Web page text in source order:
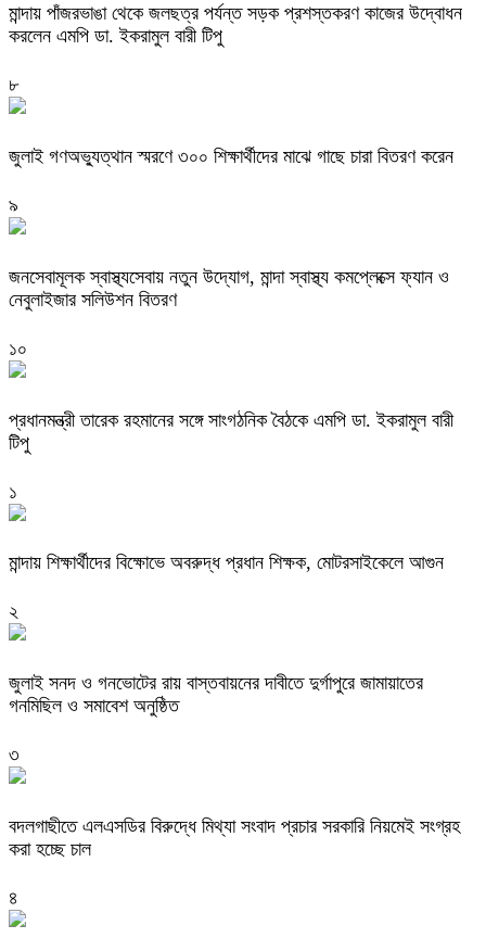
মান্দায় পাঁজরভাঙা থেকে জলছত্র পর্যন্ত সড়ক প্রশস্তকরণ কাজের উদ্বোধন
করলেন এমপি ডা. ইকরামুল বারী টিপু
৮
জুলাই গণঅভ্যুত্থান স্মরণে ৩০০ শিক্ষার্থীদের মাঝে গাছে চারা বিতরণ করেন
৯
জনসেবামূলক স্বাস্থ্যসেবায় নতুন উদ্যোগ, মান্দা স্বাস্থ্য কমপ্লেক্সে ফ্যান ও
নেবুলাইজার সলিউশন বিতরণ
১০
প্রধানমন্ত্রী তারেক রহমানের সঙ্গে সাংগঠনিক বৈঠকে এমপি ডা. ইকরামুল বারী
টিপু
১
মান্দায় শিক্ষার্থীদের বিক্ষোভে অবরুদ্ধ প্রধান শিক্ষক, মোটরসাইকেলে আগুন
২
জুলাই সনদ ও গনভোটের রায় বাস্তবায়নের দাবীতে দুর্গাপুরে জামায়াতের
গনমিছিল ও সমাবেশ অনুষ্ঠিত
৩
বদলগাছীতে এলএসডির বিরুদ্ধে মিথ্যা সংবাদ প্রচার সরকারি নিয়মেই সংগ্রহ
করা হচ্ছে চাল
৪